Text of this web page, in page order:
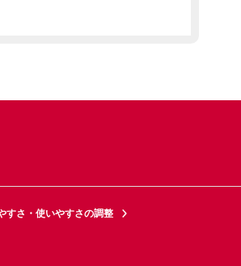
すさ・使いやすさの調整